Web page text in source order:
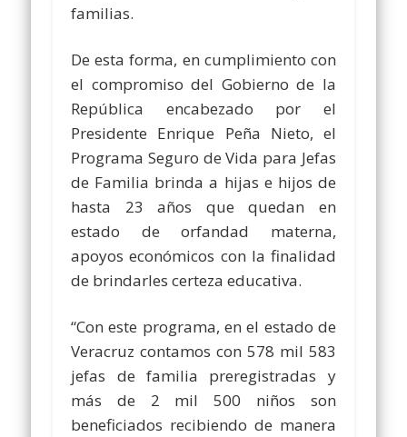
familias.
De esta forma, en cumplimiento con
el compromiso del Gobierno de la
República encabezado por el
Presidente Enrique Peña Nieto, el
Programa Seguro de Vida para Jefas
de Familia brinda a hijas e hijos de
hasta 23 años que quedan en
estado de orfandad materna,
apoyos económicos con la finalidad
de brindarles certeza educativa.
“Con este programa, en el estado de
Veracruz contamos con 578 mil 583
jefas de familia preregistradas y
más de 2 mil 500 niños son
beneficiados recibiendo de manera